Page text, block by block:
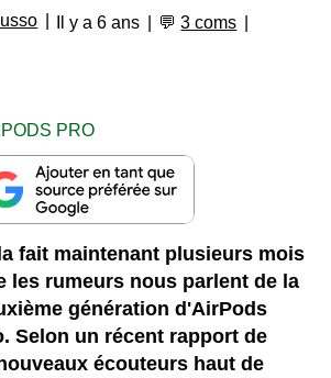
Il y a 6 ans 💬3 coms
PRO
fait maintenant plusieurs mois
les rumeurs nous parlent de la
génération d'AirPods
Selon un récent rapport de
écouteurs haut de